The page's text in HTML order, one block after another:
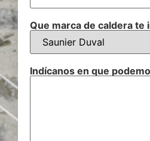
Que marca de caldera te
Indícanos en que